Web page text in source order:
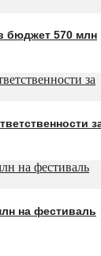
бюджет 570 млн
на фестиваль